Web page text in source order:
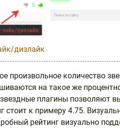
дизлайк
произвольное количество
на такое же
плагины позволяют
стоит к примеру 4.75.
рейтинг визуально